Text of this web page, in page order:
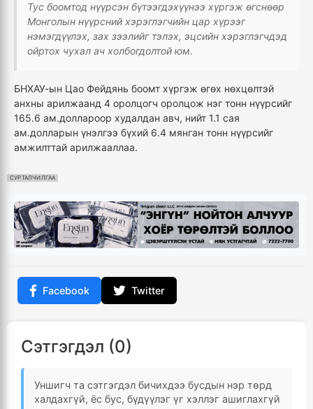
Тус боомтод нүүрсэн бүтээгдэхүүнээ хүргэж өгснөөр
Монголын нүүрсний хэрэглэгчийн цар хүрээг
нэмэгдүүлэх, зах зээлийг тэлэх, эцсийн хэрэглэгчдэд
ойртох чухал ач холбогдолтой юм.
БНХАУ-ын Цао Фейдянь боомт хүргэж өгөх нөхцөлтэй
анхны арилжаанд 4 оролцогч оролцож нэг тонн нүүрсийг
165.6 ам.доллароор худалдан авч, нийт 1.1 сая
ам.долларын үнэлгээ бүхий 6.4 мянган тонн нүүрсийг
амжилттай арилжааллаа.
СУРТАЛЧИЛГАА
Facebook Twitter
Сэтгэгдэл (0)
Уншигч та сэтгэгдэл бичихдээ бусдын нэр төрд
халдахгүй, ёс бус, бүдүүлэг үг хэллэг ашиглахгүй